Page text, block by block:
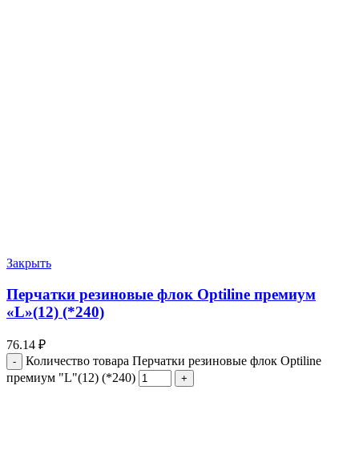
Закрыть
Перчатки резиновые флок Optiline премиум
«L»(12) (*240)
76.14 ₽
Количество товара Перчатки резиновые флок Optiline
премиум "L"(12) (*240)